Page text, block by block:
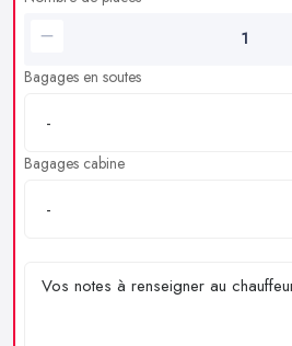
Bagages en soutes
Bagages cabine